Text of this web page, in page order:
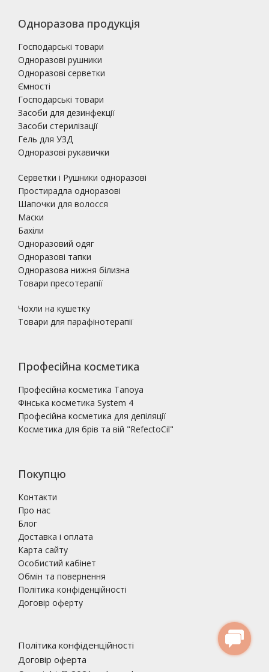
Одноразова продукція
Господарські товари
Одноразові рушники
Одноразові серветки
Ємності
Господарські товари
Засоби для дезинфекції
Засоби стерилізації
Гель для УЗД
Одноразові рукавички
Серветки і Рушники одноразові
Простирадла одноразові
Шапочки для волосся
Маски
Бахіли
Одноразовий одяг
Одноразові тапки
Одноразова нижня білизна
Товари пресотерапії
Чохли на кушетку
Товари для парафінотерапії
Професійна косметика
Професійна косметика Tanoya
Фінська косметика System 4
Професійна косметика для депіляції
Косметика для брів та вій "RefectoCil"
Покупцю
Контакти
Про нас
Блог
Доставка і оплата
Карта сайту
Особистий кабінет
Обмін та повернення
Політика конфіденційності
Договір оферту
Політика конфіденційності
Договір оферта